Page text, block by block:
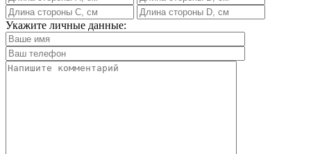
Укажите личные данные: